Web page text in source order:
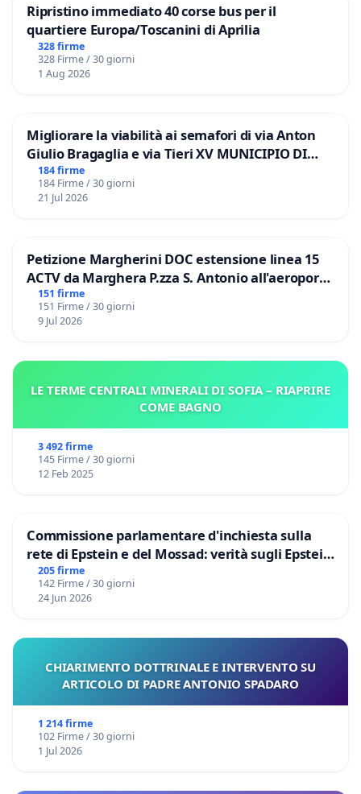
Ripristino immediato 40 corse bus per il
quartiere Europa/Toscanini di Aprilia
328 firme
328 Firme / 30 giorni
1 Aug 2026
Migliorare la viabilità ai semafori di via Anton
Giulio Bragaglia e via Tieri XV MUNICIPIO DI
ROMA
184 firme
184 Firme / 30 giorni
21 Jul 2026
Petizione Margherini DOC estensione linea 15
ACTV da Marghera P.zza S. Antonio all'aeroporto
Marco Polo tariffa a € 1,50
151 firme
151 Firme / 30 giorni
9 Jul 2026
LE TERME CENTRALI MINERALI DI SOFIA – RIAPRIRE
COME BAGNO
3 492 firme
145 Firme / 30 giorni
12 Feb 2025
Commissione parlamentare d'inchiesta sulla
rete di Epstein e del Mossad: verità sugli Epstein
Files
205 firme
142 Firme / 30 giorni
24 Jun 2026
CHIARIMENTO DOTTRINALE E INTERVENTO SU
ARTICOLO DI PADRE ANTONIO SPADARO
1 214 firme
102 Firme / 30 giorni
1 Jul 2026